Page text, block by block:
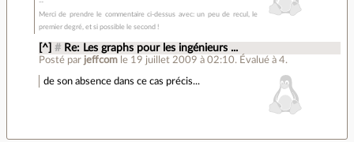
Merci de prendre le commentaire ci-dessus avec: un peu de recul, le
premier degré, et si possible le second !
[^] # Re: Les graphs pour les ingénieurs ...
Posté par jeffcom le 19 juillet 2009 à 02:10. Évalué à 4.
de son absence dans ce cas précis...